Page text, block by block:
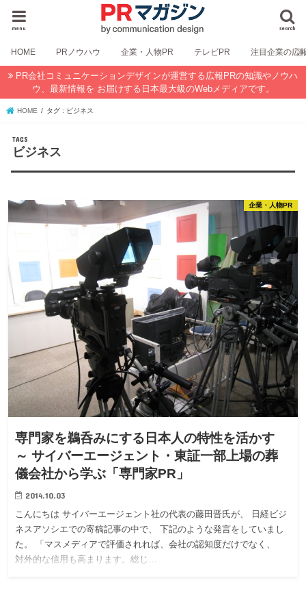
search
menu
HOME PRノウハウ 企業・人物PR テレビPR 注目企業の広
PR会社コミュニケーションデザインが運営する広報PRの知識やノウハ
ウ、最新情報を お届けする日本最大級のWebメディアです。
HOME タグ : ビジネス
ビジネス
企業・人物PR
専門家を鵜呑みにする日本人の特性を活かす
～ サイバーエージェント・東証一部上場の葬
儀会社から学ぶ「専門家PR」
2014.10.03
こんにちは サイバーエージェント社の代表の藤田晋氏が、 日経ビジ
ネスアソシエでの寄稿記事の中で、 下記のような発言をしていまし
た。 「マスメディアで評価されれば、会社の認知度だけでなく、
対外的な信用も高まります。総じ…